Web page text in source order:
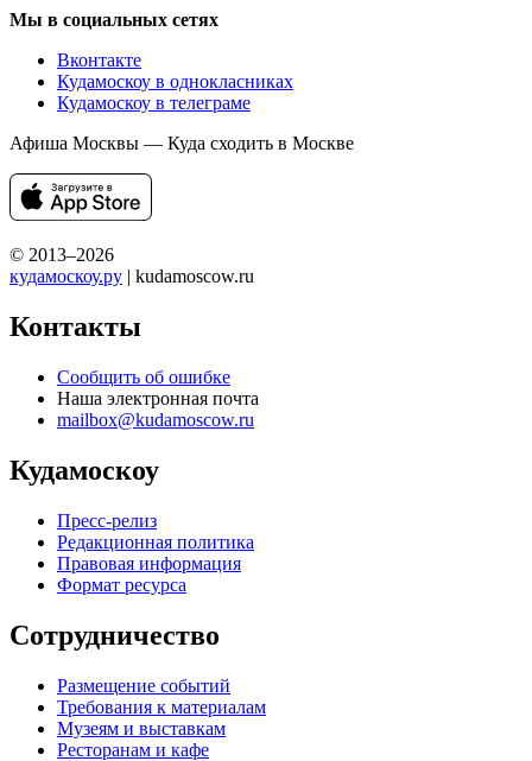
Мы в социальных сетях
Вконтакте
Кудамоскоу в однокласниках
Кудамоскоу в телеграме
Афиша Москвы — Куда сходить в Москве
© 2013–2026
кудамоскоу.ру | kudamoscow.ru
Контакты
Сообщить об ошибке
Наша электронная почта
mailbox@kudamoscow.ru
Кудамоскоу
Пресс-релиз
Редакционная политика
Правовая информация
Формат ресурса
Сотрудничество
Размещение событий
Требования к материалам
Музеям и выставкам
Ресторанам и кафе